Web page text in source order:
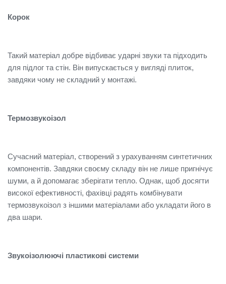
Корок
Такий матеріал добре відбиває ударні звуки та підходить
для підлог та стін. Він випускається у вигляді плиток,
завдяки чому не складний у монтажі.
Термозвукоізол
Сучасний матеріал, створений з урахуванням синтетичних
компонентів. Завдяки своєму складу він не лише пригнічує
шуми, а й допомагає зберігати тепло. Однак, щоб досягти
високої ефективності, фахівці радять комбінувати
термозвукоізол з іншими матеріалами або укладати його в
два шари.
Звукоізолюючі пластикові системи